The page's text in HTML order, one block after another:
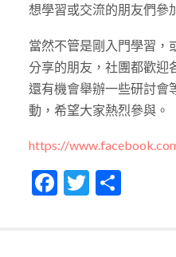
想學習或交流的朋友們參
當然不管是剛入門學習，
分享的朋友，社團都歡迎
還有機會舉辦一些研討會
動，希望大家熱烈參與。
https://
Facebook
Twitter
Share